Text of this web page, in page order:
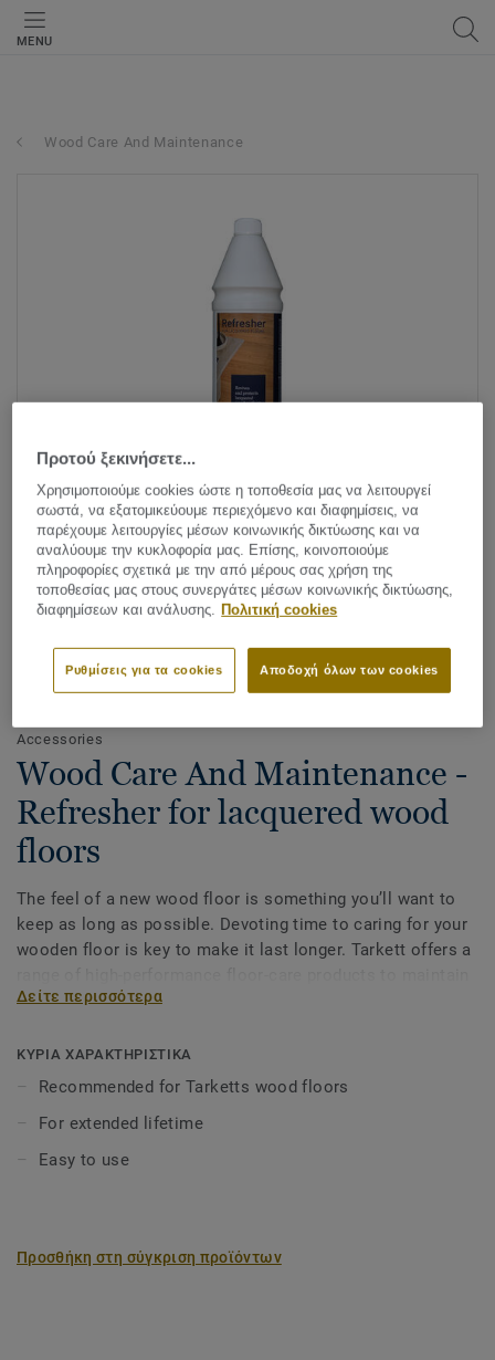
MENU
Wood Care And Maintenance
Δείτε όλα τα σχέδια (7)
Accessories
Wood Care And Maintenance -
Refresher for lacquered wood
floors
The feel of a new wood floor is something you’ll want to
keep as long as possible. Devoting time to caring for your
wooden floor is key to make it last longer. Tarkett offers a
the lustre of wooden floors for a long time.
Safety datasheet available
Δείτε περισσότερα
ΚΥΡΙΑ ΧΑΡΑΚΤΗΡΙΣΤΙΚΑ
Recommended for Tarketts wood floors
For extended lifetime
Easy to use
Προσθήκη στη σύγκριση προϊόντων
Προτού ξεκινήσετε...
Χρησιμοποιούμε cookies ώστε η τοποθεσία μας να λειτουργεί
σωστά, να εξατομικεύουμε περιεχόμενο και διαφημίσεις, να
παρέχουμε λειτουργίες μέσων κοινωνικής δικτύωσης και να
αναλύουμε την κυκλοφορία μας. Επίσης, κοινοποιούμε
πληροφορίες σχετικά με την από μέρους σας χρήση της
τοποθεσίας μας στους συνεργάτες μέσων κοινωνικής δικτύωσης,
διαφημίσεων και ανάλυσης.
Πολιτική cookies
Αποδοχή όλων των cookies
Ρυθμίσεις για τα cookies